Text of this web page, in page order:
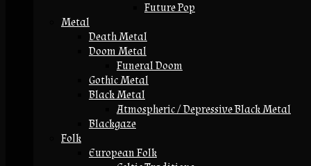
Future Pop
Metal
Death Metal
Doom Metal
Funeral Doom
Gothic Metal
Black Metal
Atmospheric / Depressive Black Metal
Blackgaze
Folk
European Folk